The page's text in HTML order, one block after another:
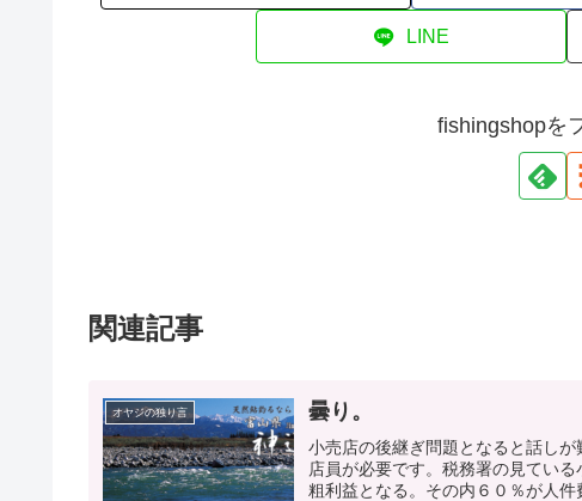
LINE
fishingshopを
関連記事
オヤジの独り言 曇り。
小売店の後継ぎ問題となると話し
店員が必要です。税務署の見てい
粗利益となる。その内６０％が人件